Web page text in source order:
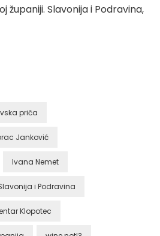
Slavonija i Podravina,
priča
Janković
Ivana Nemet
i Podravina
Klopotec